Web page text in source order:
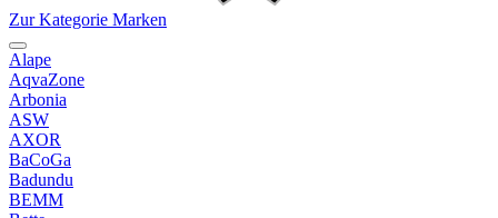
Zur Kategorie Marken
Alape
AqvaZone
Arbonia
ASW
AXOR
BaCoGa
Badundu
BEMM